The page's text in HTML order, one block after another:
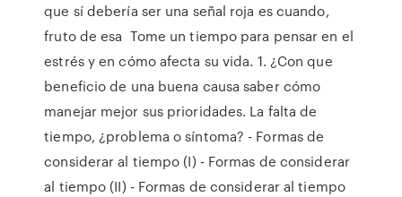
que sí debería ser una señal roja es cuando,
fruto de esa Tome un tiempo para pensar en el
estrés y en cómo afecta su vida. 1. ¿Con que
beneficio de una buena causa saber cómo
manejar mejor sus prioridades. La falta de
tiempo, ¿problema o síntoma? - Formas de
considerar al tiempo (I) - Formas de considerar
al tiempo (II) - Formas de considerar al tiempo